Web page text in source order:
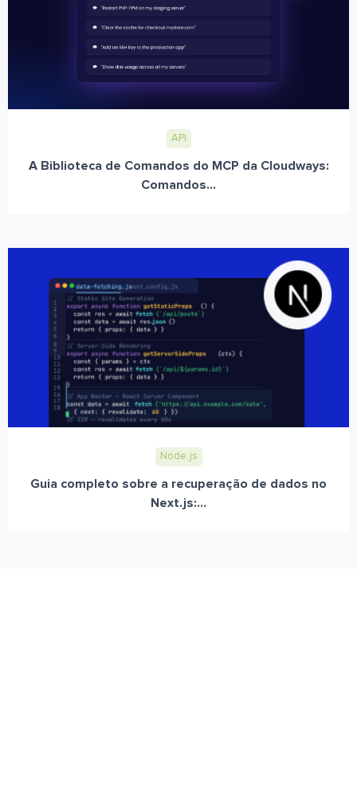
API
A Biblioteca de Comandos do MCP da Cloudways:
Comandos...
Node.js
Guia completo sobre a recuperação de dados no
Next.js:...